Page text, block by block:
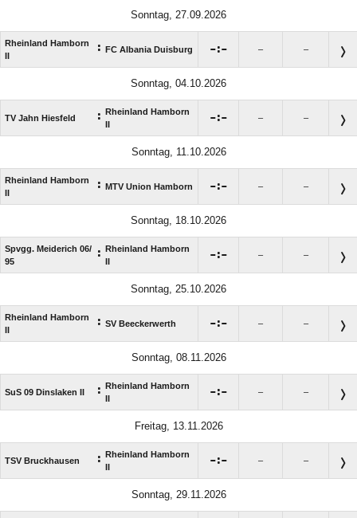
Sonntag, 27.09.2026
Rheinland Hamborn
II
: FC Albania Duisburg : – –
Sonntag, 04.10.2026
TV Jahn Hiesfeld : Rheinland Hamborn
II
: – –
Sonntag, 11.10.2026
Rheinland Hamborn
II
: MTV Union Hamborn : – –
Sonntag, 18.10.2026
Spvgg. Meiderich 06/​
95
: Rheinland Hamborn
II
: – –
Sonntag, 25.10.2026
Rheinland Hamborn
II
: SV Beeckerwerth : – –
Sonntag, 08.11.2026
SuS 09 Dinslaken II : Rheinland Hamborn
II
: – –
Freitag, 13.11.2026
TSV Bruckhausen : Rheinland Hamborn
II
: – –
Sonntag, 29.11.2026